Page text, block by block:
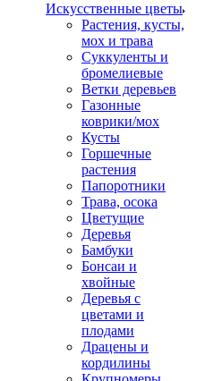
Искусственные цветы
Растения, кусты,
мох и трава
Суккуленты и
бромелиевые
Ветки деревьев
Газонные
коврики/мох
Кусты
Горшечные
растения
Папоротники
Трава, осока
Цветущие
Деревья
Бамбуки
Бонсаи и
хвойные
Деревья с
цветами и
плодами
Драцены и
кордилины